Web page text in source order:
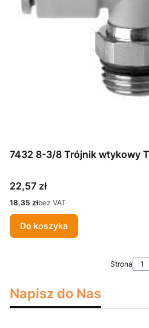
7432 8-3/8 Trójnik wtykowy
Cena
22,57 zł
Cena
18,35 złbez VAT
Do koszyka
Strona
Napisz do Nas